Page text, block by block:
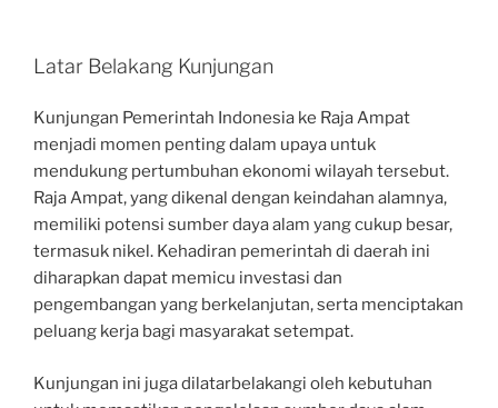
Latar Belakang Kunjungan
Kunjungan Pemerintah Indonesia ke Raja Ampat
menjadi momen penting dalam upaya untuk
mendukung pertumbuhan ekonomi wilayah tersebut.
Raja Ampat, yang dikenal dengan keindahan alamnya,
memiliki potensi sumber daya alam yang cukup besar,
termasuk nikel. Kehadiran pemerintah di daerah ini
diharapkan dapat memicu investasi dan
pengembangan yang berkelanjutan, serta menciptakan
peluang kerja bagi masyarakat setempat.
Kunjungan ini juga dilatarbelakangi oleh kebutuhan